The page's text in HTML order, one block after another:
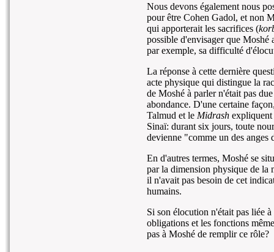
Nous devons également nous
pour être Cohen Gadol, et non
qui apporterait les sacrifices (
possible d'envisager que Moshé
par exemple, sa difficulté
La réponse à cette dernière
acte physique qui distingue la
de Moshé à parler n'était pas
abondance. D'une certaine
Talmud et le Midrash expliquent
Sinaï: durant six jours, toute
devienne "comme un des
En d'autres termes, Moshé se
par la dimension physique de la
il n'avait pas besoin de cet
humains.
Si son élocution n'était pas liée
obligations et les fonctions
pas à Moshé de remplir ce rôle?